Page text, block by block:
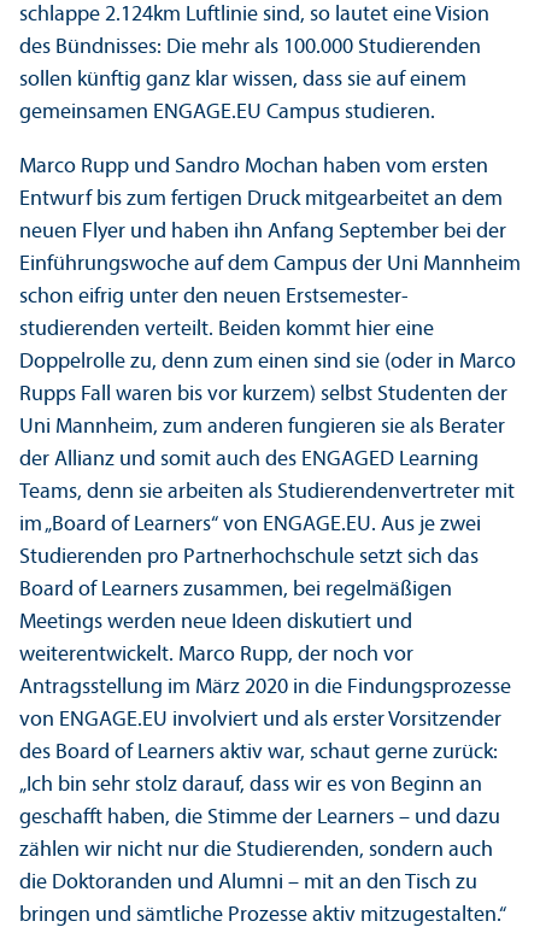
schlappe 2.124km Luftlinie sind, so lautet eine Vision
des Bündnisses: Die mehr als 100.000 Studierenden
sollen künftig ganz klar wissen, dass sie auf einem
gemeinsamen ENGAGE.EU Campus studieren.
Marco Rupp und Sandro Mochan haben vom ersten
Entwurf bis zum fertigen Druck mitgearbeitet an dem
neuen Flyer und haben ihn Anfang September bei der
Einführungs­woche auf dem Campus der Uni Mannheim
schon eifrig unter den neuen Erstsemester­
studierenden verteilt. Beiden kommt hier eine
Doppelrolle zu, denn zum einen sind sie (oder in Marco
Rupps Fall waren bis vor kurzem) selbst Studenten der
Uni Mannheim, zum anderen fungieren sie als Berater
der Allianz und somit auch des ENGAGED Learning
Teams, denn sie arbeiten als Studierenden­vertreter mit
im „Board of Learners“ von ENGAGE.EU. Aus je zwei
Studierenden pro Partner­hochschule setzt sich das
Board of Learners zusammen, bei regelmäßigen
Meetings werden neue Ideen diskutiert und
weiterentwickelt. Marco Rupp, der noch vor
Antragsstellung im März 2020 in die Findungs­prozesse
von ENGAGE.EU involviert und als erster Vorsitzender
des Board of Learners aktiv war, schaut gerne zurück:
„Ich bin sehr stolz darauf, dass wir es von Beginn an
geschafft haben, die Stimme der Learners – und dazu
zählen wir nicht nur die Studierenden, sondern auch
die Doktoranden und Alumni – mit an den Tisch zu
bringen und sämtliche Prozesse aktiv mitzugestalten.“